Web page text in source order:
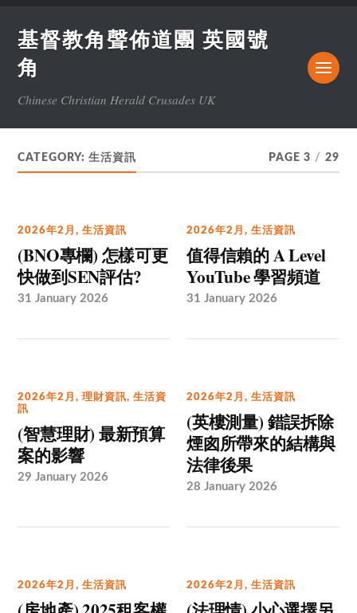
基督教角聲佈道團 英國號
角
Chinese Christian Herald Crusades UK
CATEGORY:生活資訊 PAGE 3 / 29
2026年2月,生活資訊
(BNO專欄) 怎樣可更
快做到SEN評估?
31 January 2026
2026年2月,生活資訊
值得信賴的 A Level
YouTube 學習頻道
31 January 2026
2026年2月,理財資訊,生活資
訊
(智慧理財) 最新預算
案的影響
29 January 2026
2026年2月,生活資訊
(英樓測量) 錯誤拆除
煙囪所帶來的結構與
法律後果
28 January 2026
2026年2月,生活資訊 2026年2月,生活資訊